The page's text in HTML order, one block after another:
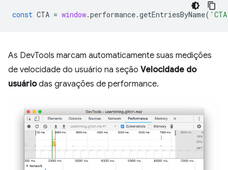
const CTA = window.performance.getEntriesByName(
As DevTools marcam automaticamente suas medições
de velocidade do usuário na seção Velocidade do
usuáriodas gravações de performance.